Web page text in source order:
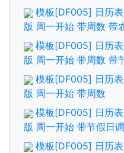
模板[DF005] 日历
版 周一开始 带周数 带
模板[DF005] 日历
版 周一开始 带周数 带
模板[DF005] 日历
版 周一开始 带周数
模板[DF005] 日历
版 周一开始 带节假日
模板[DF005] 日历